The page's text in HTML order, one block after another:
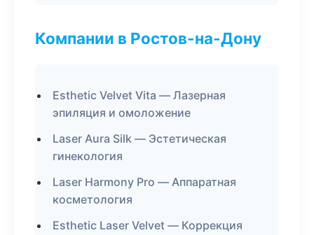
Компании в Ростов-на-Дону
Esthetic Velvet Vita — Лазерная
эпиляция и омоложение
Laser Aura Silk — Эстетическая
гинекология
Laser Harmony Pro — Аппаратная
косметология
Esthetic Laser Velvet — Коррекция